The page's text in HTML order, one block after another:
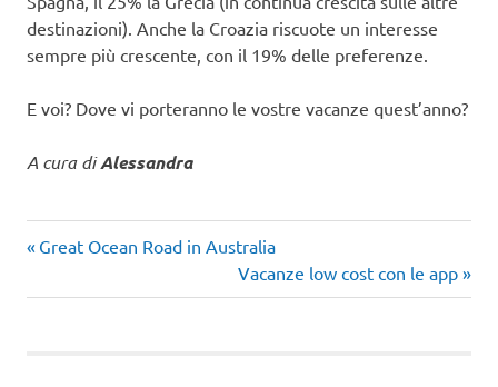
destinazioni). Anche la Croazia riscuote un interesse
sempre più crescente, con il 19% delle preferenze.
E voi? Dove vi porteranno le vostre vacanze quest’anno?
A cura diAlessandra
Navigazione
articoli
Articolo
Great Ocean Road in Australia
Articolo
successivo:
Vacanze low cost con le app